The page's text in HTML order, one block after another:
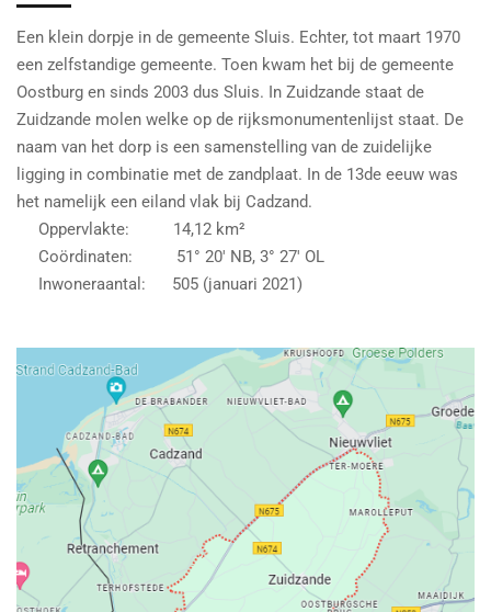
Een klein dorpje in de gemeente Sluis. Echter, tot maart 1970
een zelfstandige gemeente. Toen kwam het bij de gemeente
Oostburg en sinds 2003 dus Sluis. In Zuidzande staat de
Zuidzande molen welke op de rijksmonumentenlijst staat. De
naam van het dorp is een samenstelling van de zuidelijke
ligging in combinatie met de zandplaat. In de 13de eeuw was
het namelijk een eiland vlak bij Cadzand.
Oppervlakte: 14,12 km²
Coördinaten: 51° 20′ NB, 3° 27′ OL
Inwoneraantal: 505 (januari 2021)